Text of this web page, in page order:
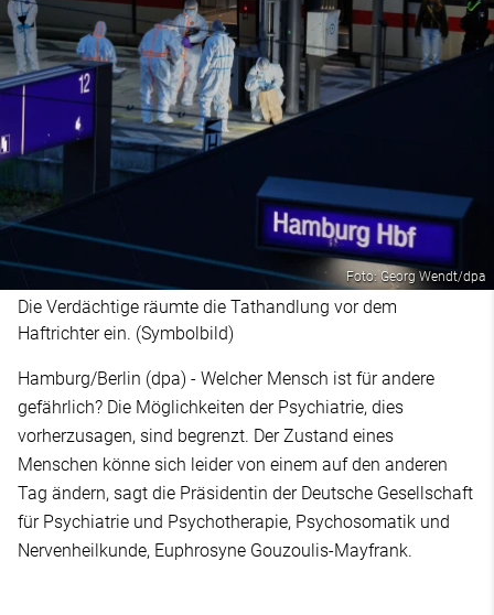
Foto: Georg Wendt/dpa
Die Verdächtige räumte die Tathandlung vor dem
Haftrichter ein. (Symbolbild)
Hamburg/Berlin (dpa) - Welcher Mensch ist für andere
gefährlich? Die Möglichkeiten der Psychiatrie, dies
vorherzusagen, sind begrenzt. Der Zustand eines
Menschen könne sich leider von einem auf den anderen
Tag ändern, sagt die Präsidentin der Deutsche Gesellschaft
für Psychiatrie und Psychotherapie, Psychosomatik und
Nervenheilkunde, Euphrosyne Gouzoulis-Mayfrank.